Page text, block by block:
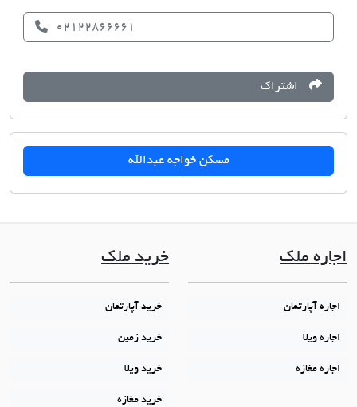
02122866661
اشتراک
مسکن خواجه عبدالله
اجاره ملک
اجاره آپارتمان
اجاره ویلا
اجاره مغازه
خرید ملک
خرید آپارتمان
خرید زمین
خرید ویلا
خرید مغازه